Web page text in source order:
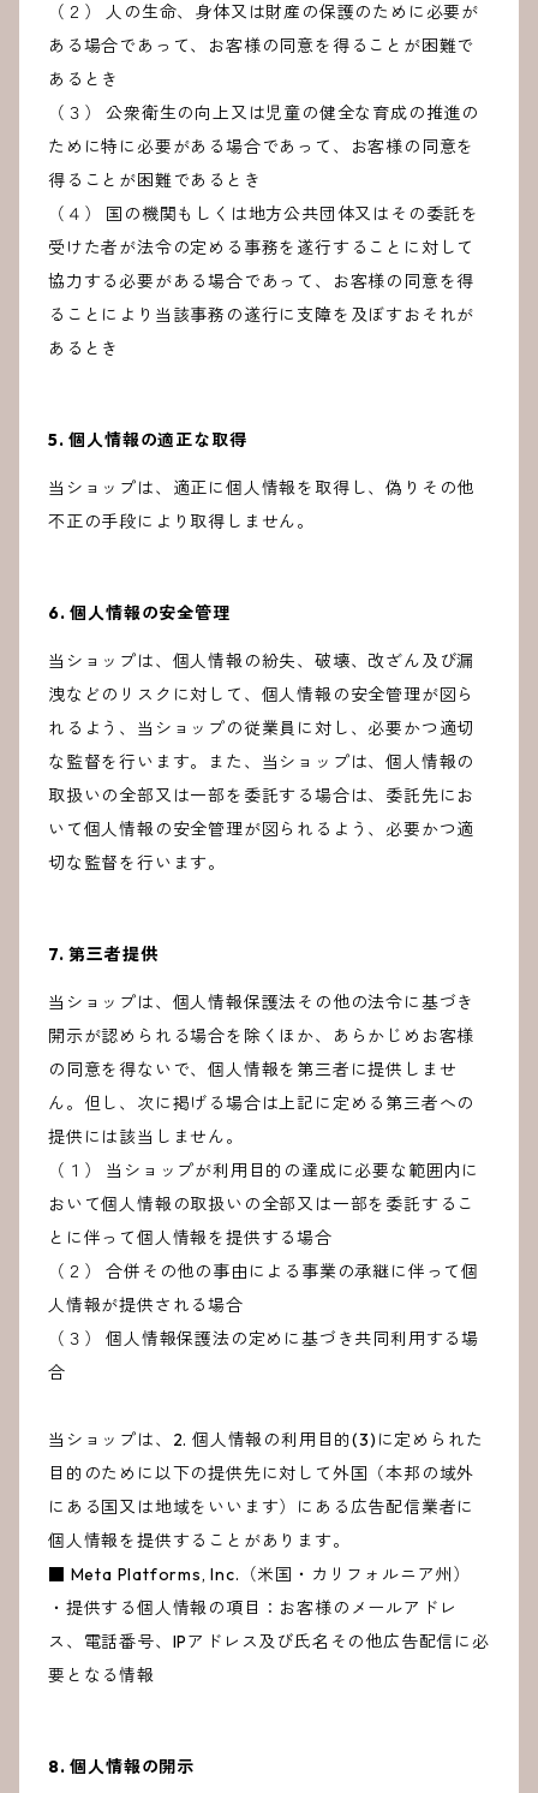
（２） 人の生命、身体又は財産の保護のために必要が
ある場合であって、お客様の同意を得ることが困難で
あるとき
（３） 公衆衛生の向上又は児童の健全な育成の推進の
ために特に必要がある場合であって、お客様の同意を
得ることが困難であるとき
（４） 国の機関もしくは地方公共団体又はその委託を
受けた者が法令の定める事務を遂行することに対して
協力する必要がある場合であって、お客様の同意を得
ることにより当該事務の遂行に支障を及ぼすおそれが
あるとき
5. 個人情報の適正な取得
当ショップは、適正に個人情報を取得し、偽りその他
不正の手段により取得しません。
6. 個人情報の安全管理
当ショップは、個人情報の紛失、破壊、改ざん及び漏
洩などのリスクに対して、個人情報の安全管理が図ら
れるよう、当ショップの従業員に対し、必要かつ適切
な監督を行います。また、当ショップは、個人情報の
取扱いの全部又は一部を委託する場合は、委託先にお
いて個人情報の安全管理が図られるよう、必要かつ適
切な監督を行います。
7. 第三者提供
当ショップは、個人情報保護法その他の法令に基づき
開示が認められる場合を除くほか、あらかじめお客様
の同意を得ないで、個人情報を第三者に提供しませ
ん。但し、次に掲げる場合は上記に定める第三者への
提供には該当しません。
（１） 当ショップが利用目的の達成に必要な範囲内に
おいて個人情報の取扱いの全部又は一部を委託するこ
とに伴って個人情報を提供する場合
（２） 合併その他の事由による事業の承継に伴って個
人情報が提供される場合
（３） 個人情報保護法の定めに基づき共同利用する場
合
当ショップは、2. 個人情報の利用目的(3)に定められた
目的のために以下の提供先に対して外国（本邦の域外
にある国又は地域をいいます）にある広告配信業者に
個人情報を提供することがあります。
■ Meta Platforms, Inc.（米国・カリフォルニア州）
・提供する個人情報の項目：お客様のメールアドレ
ス、電話番号、IPアドレス及び氏名その他広告配信に必
要となる情報
8. 個人情報の開示